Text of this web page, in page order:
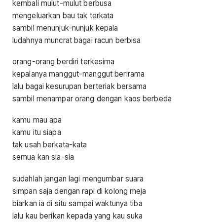
kembali mulut-mulut berbusa
mengeluarkan bau tak terkata
sambil menunjuk-nunjuk kepala
ludahnya muncrat bagai racun berbisa
orang-orang berdiri terkesima
kepalanya manggut-manggut berirama
lalu bagai kesurupan berteriak bersama
sambil menampar orang dengan kaos berbeda
kamu mau apa
kamu itu siapa
tak usah berkata-kata
semua kan sia-sia
sudahlah jangan lagi mengumbar suara
simpan saja dengan rapi di kolong meja
biarkan ia di situ sampai waktunya tiba
lalu kau berikan kepada yang kau suka